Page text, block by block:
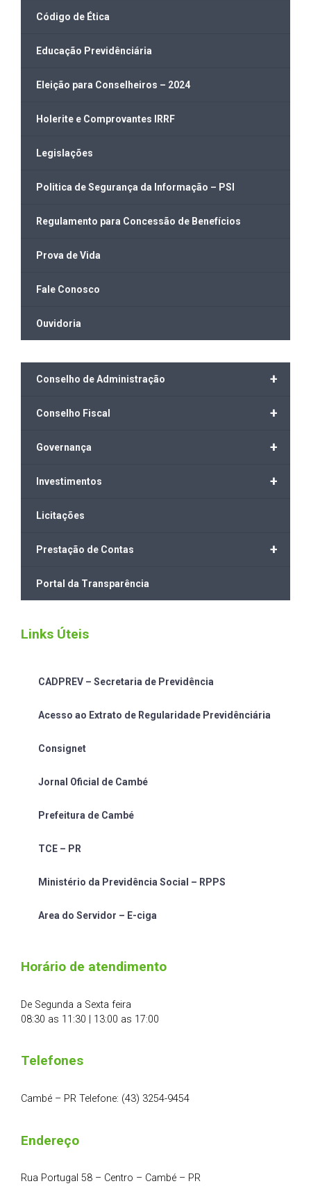
Código de Ética
Educação Previdênciária
Eleição para Conselheiros – 2024
Holerite e Comprovantes IRRF
Legislações
Politica de Segurança da Informação – PSI
Regulamento para Concessão de Benefícios
Prova de Vida
Fale Conosco
Ouvidoria
+
Conselho de Administração
+
Conselho Fiscal
+
Governança
+
Investimentos
Licitações
+
Prestação de Contas
Portal da Transparência
Links Úteis
CADPREV – Secretaria de Previdência
Acesso ao Extrato de Regularidade Previdênciária
Consignet
Jornal Oficial de Cambé
Prefeitura de Cambé
TCE – PR
Ministério da Previdência Social – RPPS
Area do Servidor – E-ciga
Horário de atendimento
De Segunda a Sexta feira
08:30 as 11:30 | 13:00 as 17:00
Telefones
Cambé – PR Telefone: (43) 3254-9454
Endereço
Rua Portugal 58 – Centro – Cambé – PR